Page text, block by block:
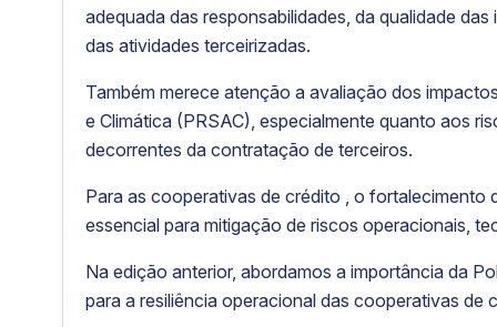
adequada das responsabilidades, da qualidade
das atividades terceirizadas.
Também merece atenção a avaliação dos
e Climática (PRSAC), especialmente quanto aos
decorrentes da contratação de terceiros.
Para as cooperativas de crédito , o
essencial para mitigação de riscos operacionais,
Na edição anterior, abordamos a importância da
para a resiliência operacional das cooperativas de